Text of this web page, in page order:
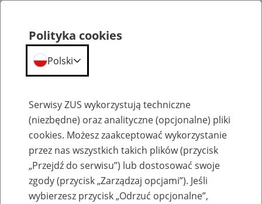
Szkolenia
Polityka cookies
Polski
Serwisy ZUS wykorzystują techniczne
(niezbędne) oraz analityczne (opcjonalne) pliki
cookies. Możesz zaakceptować wykorzystanie
przez nas wszystkich takich plików (przycisk
„Przejdź do serwisu”) lub dostosować swoje
zgody (przycisk „Zarządzaj opcjami”). Jeśli
wybierzesz przycisk „Odrzuć opcjonalne”,